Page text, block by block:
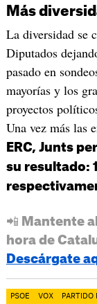
Más
La diversidad se
Diputados
pasado en
mayorías y los
proyectos
Una vez más las
ERC, Junts
su resultado:
📲 Mantente
hora de
Descárgate
PSOE VOX PARTIDO